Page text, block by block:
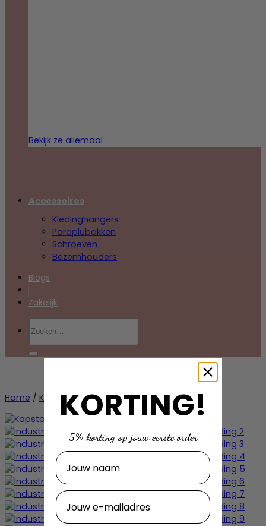
Bekijk ze allemaal
Accessoires
Kledinghangers
Paraplubakken
Schroeven
Bezemhouders
Blogs
Zakelijk
Zoeken
naar:
Home / Kapstokken / Industriële kapstokken
KORTING!
5% korting op jouw eerste order
Naam
E-mailadres